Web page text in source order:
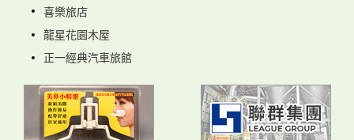
喜樂旅店
龍星花園木屋
正一經典汽車旅館